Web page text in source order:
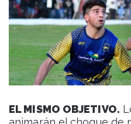
EL MISMO OBJETIVO.